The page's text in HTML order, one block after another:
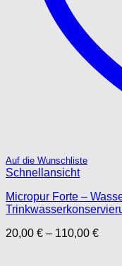
Auf die Wunschliste
Schnellansicht
Micropur Forte –
20,00 € – 110,00 €